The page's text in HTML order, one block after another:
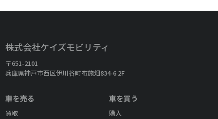
株式会社ケイズモビリティ
〒651-2101
兵庫県神戸市西区伊川谷町布施畑834-6 2F
車を売る
買取
車を買う
購入